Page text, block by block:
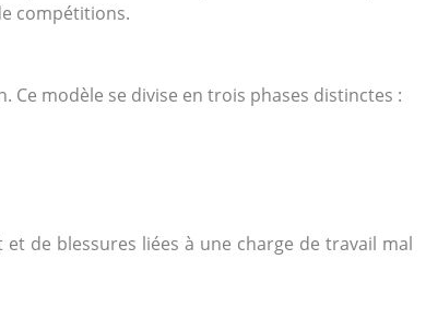
compétitions.
modèle se divise en trois phases distinctes :
de blessures liées à une charge de travail mal